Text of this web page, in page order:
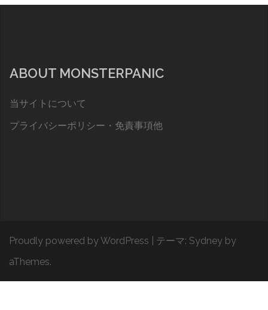
ABOUT MONSTERPANIC
当サイトについて
プライバシーポリシー・免責事項他
Proudly powered by WordPress テーマ: Sydney by
aThemes.